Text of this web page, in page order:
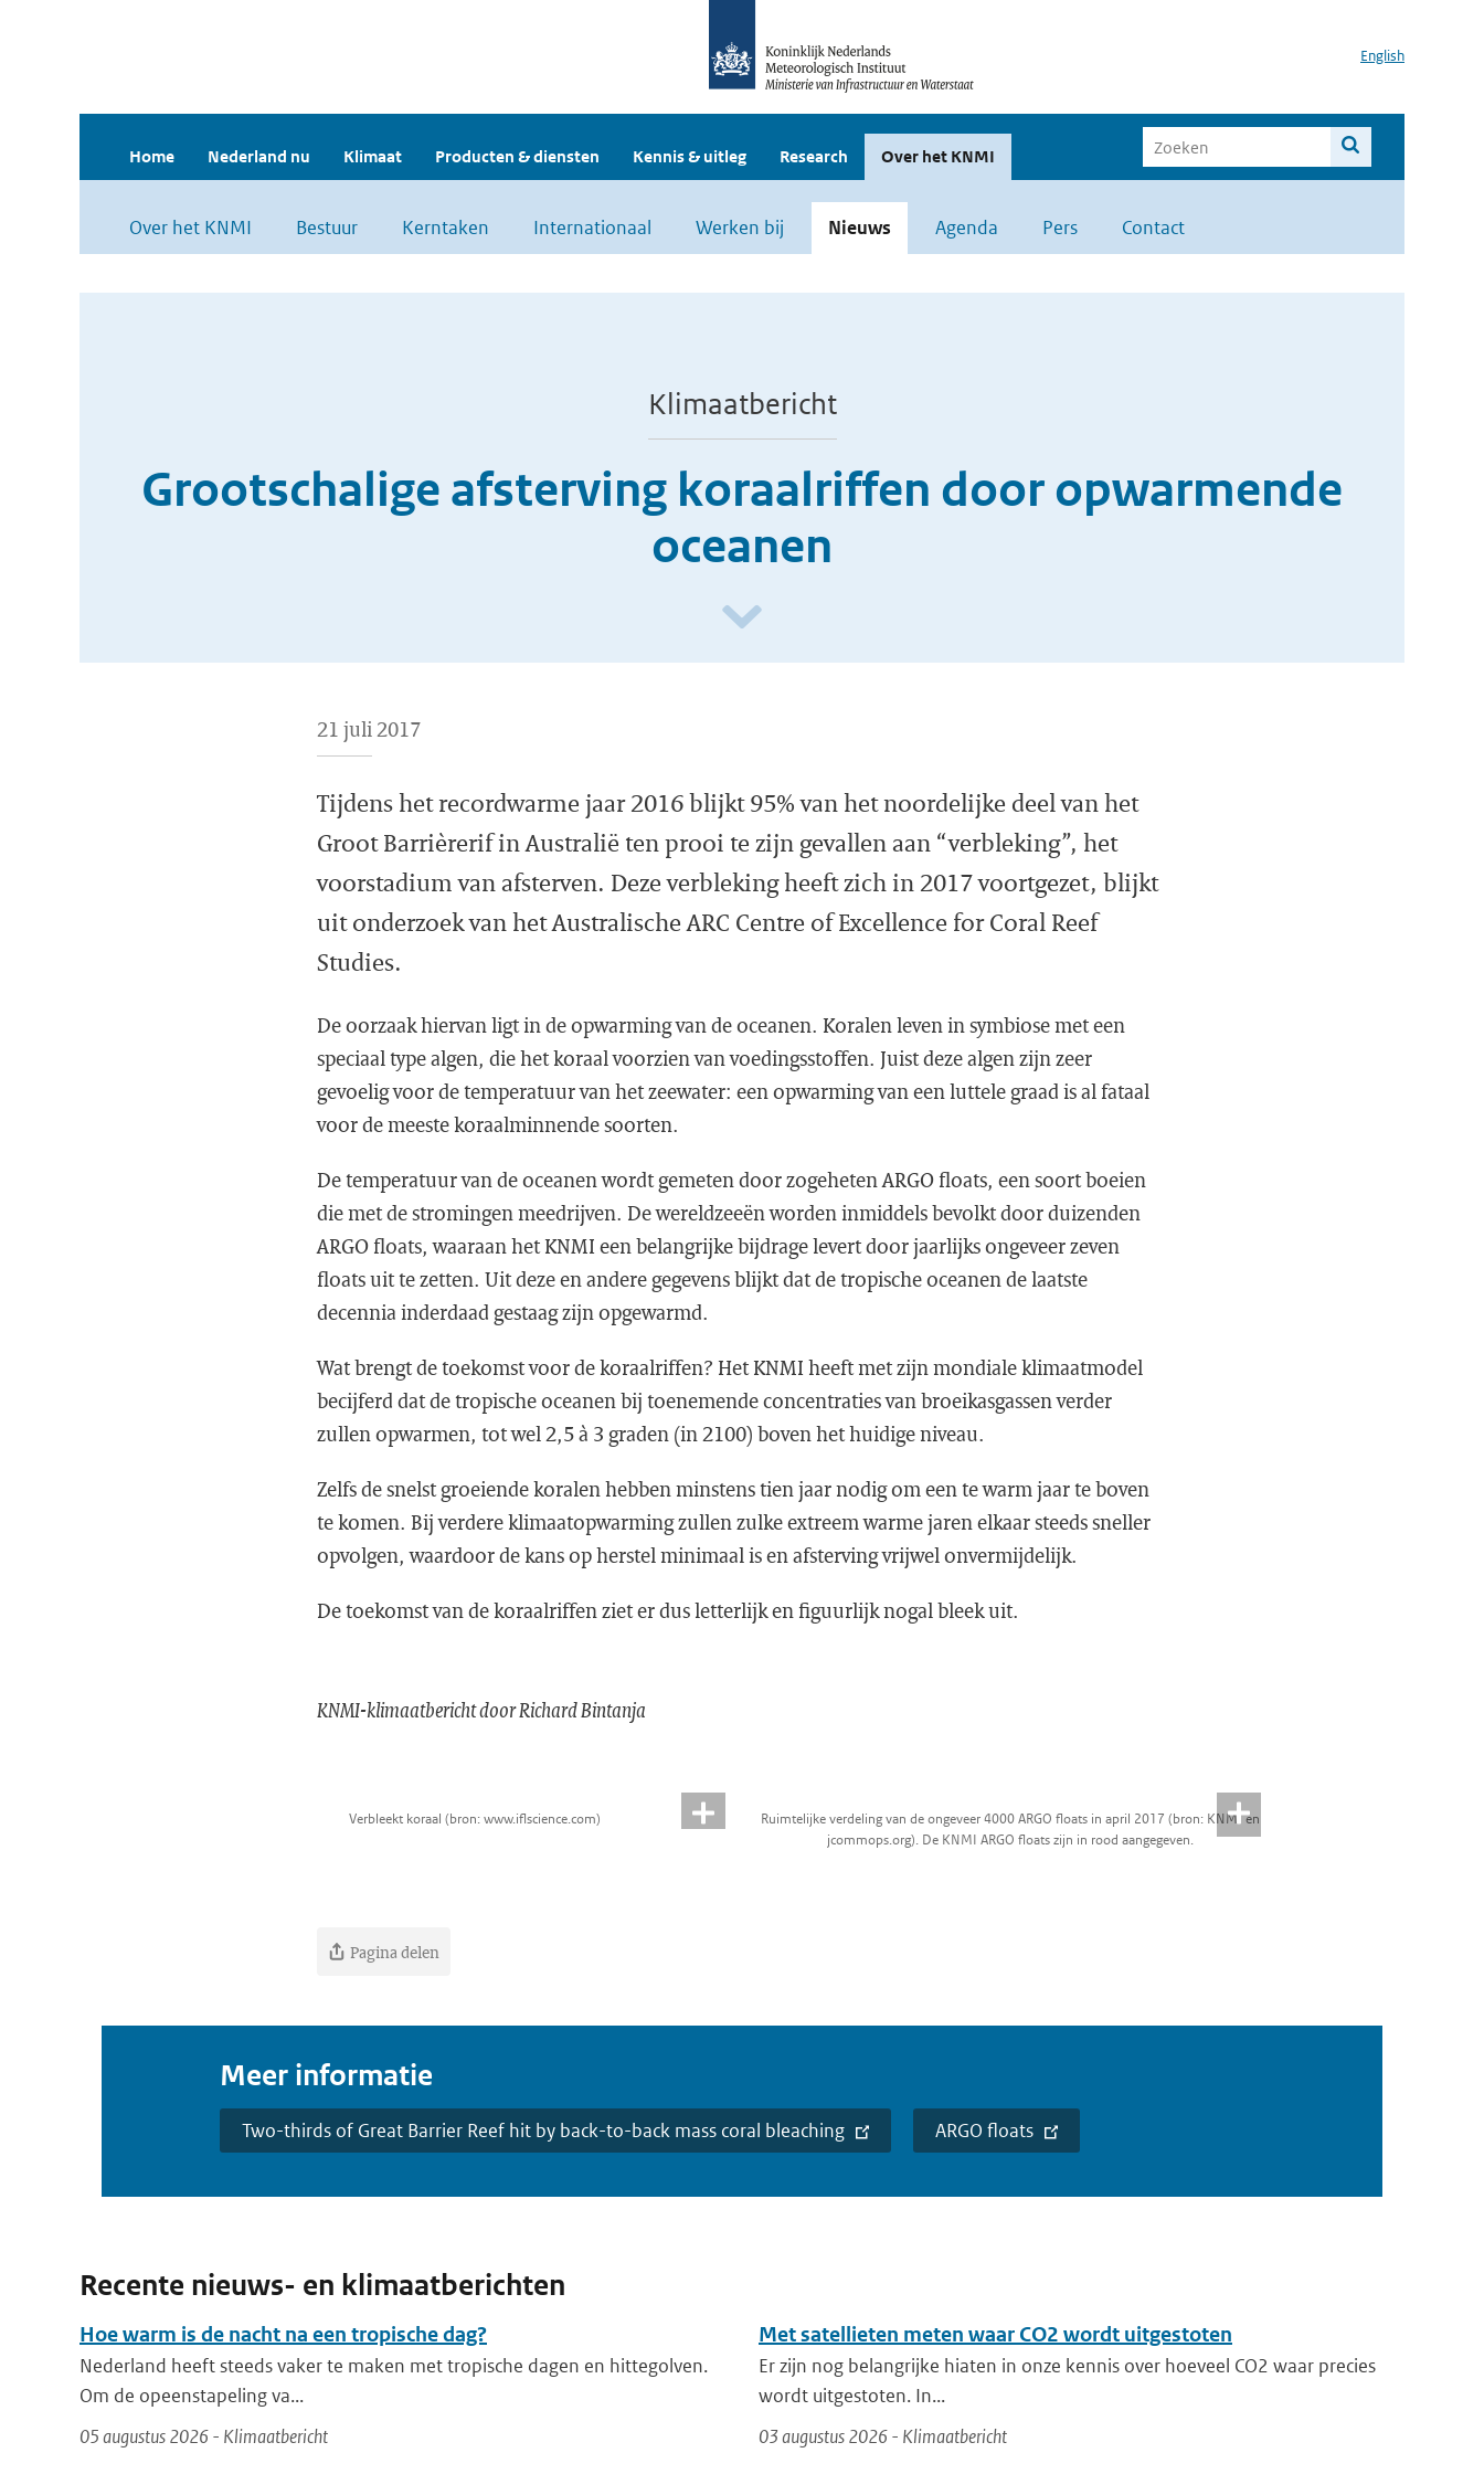
English
Home Nederland nu Klimaat Producten & diensten Kennis & uitleg Research Over het KNMI
Over het KNMI Bestuur Kerntaken Internationaal Werken bij Nieuws Agenda Pers Contact
Klimaatbericht
Grootschalige afsterving koraalriffen door opwarmende
oceanen
21 juli 2017
Tijdens het recordwarme jaar 2016 blijkt 95% van het noordelijke deel van het
Groot Barrièrerif in Australië ten prooi te zijn gevallen aan “verbleking”, het
voorstadium van afsterven. Deze verbleking heeft zich in 2017 voortgezet, blijkt
uit onderzoek van het Australische ARC Centre of Excellence for Coral Reef
Studies.
De oorzaak hiervan ligt in de opwarming van de oceanen. Koralen leven in symbiose met een
speciaal type algen, die het koraal voorzien van voedingsstoffen. Juist deze algen zijn zeer
gevoelig voor de temperatuur van het zeewater: een opwarming van een luttele graad is al fataal
voor de meeste koraalminnende soorten.
De temperatuur van de oceanen wordt gemeten door zogeheten ARGO floats, een soort boeien
die met de stromingen meedrijven. De wereldzeeën worden inmiddels bevolkt door duizenden
ARGO floats, waaraan het KNMI een belangrijke bijdrage levert door jaarlijks ongeveer zeven
floats uit te zetten. Uit deze en andere gegevens blijkt dat de tropische oceanen de laatste
decennia inderdaad gestaag zijn opgewarmd.
Wat brengt de toekomst voor de koraalriffen? Het KNMI heeft met zijn mondiale klimaatmodel
becijferd dat de tropische oceanen bij toenemende concentraties van broeikasgassen verder
zullen opwarmen, tot wel 2,5 à 3 graden (in 2100) boven het huidige niveau.
Zelfs de snelst groeiende koralen hebben minstens tien jaar nodig om een te warm jaar te boven
te komen. Bij verdere klimaatopwarming zullen zulke extreem warme jaren elkaar steeds sneller
opvolgen, waardoor de kans op herstel minimaal is en afsterving vrijwel onvermijdelijk.
De toekomst van de koraalriffen ziet er dus letterlijk en figuurlijk nogal bleek uit.
KNMI-klimaatbericht door Richard Bintanja
Verbleekt koraal (bron: www.iflscience.com)
Ruimtelijke verdeling van de ongeveer 4000 ARGO floats in april 2017 (bron: KNMI en
jcommops.org). De KNMI ARGO floats zijn in rood aangegeven.
Pagina delen
Meer informatie
Two-thirds of Great Barrier Reef hit by back-to-back mass coral bleaching ARGO floats
Recente nieuws- en klimaatberichten
Hoe warm is de nacht na een tropische dag?
Nederland heeft steeds vaker te maken met tropische dagen en hittegolven.
Om de opeenstapeling va...
05 augustus 2026 - Klimaatbericht
Met satellieten meten waar CO2 wordt uitgestoten
Er zijn nog belangrijke hiaten in onze kennis over hoeveel CO2 waar precies
wordt uitgestoten. In...
03 augustus 2026 - Klimaatbericht